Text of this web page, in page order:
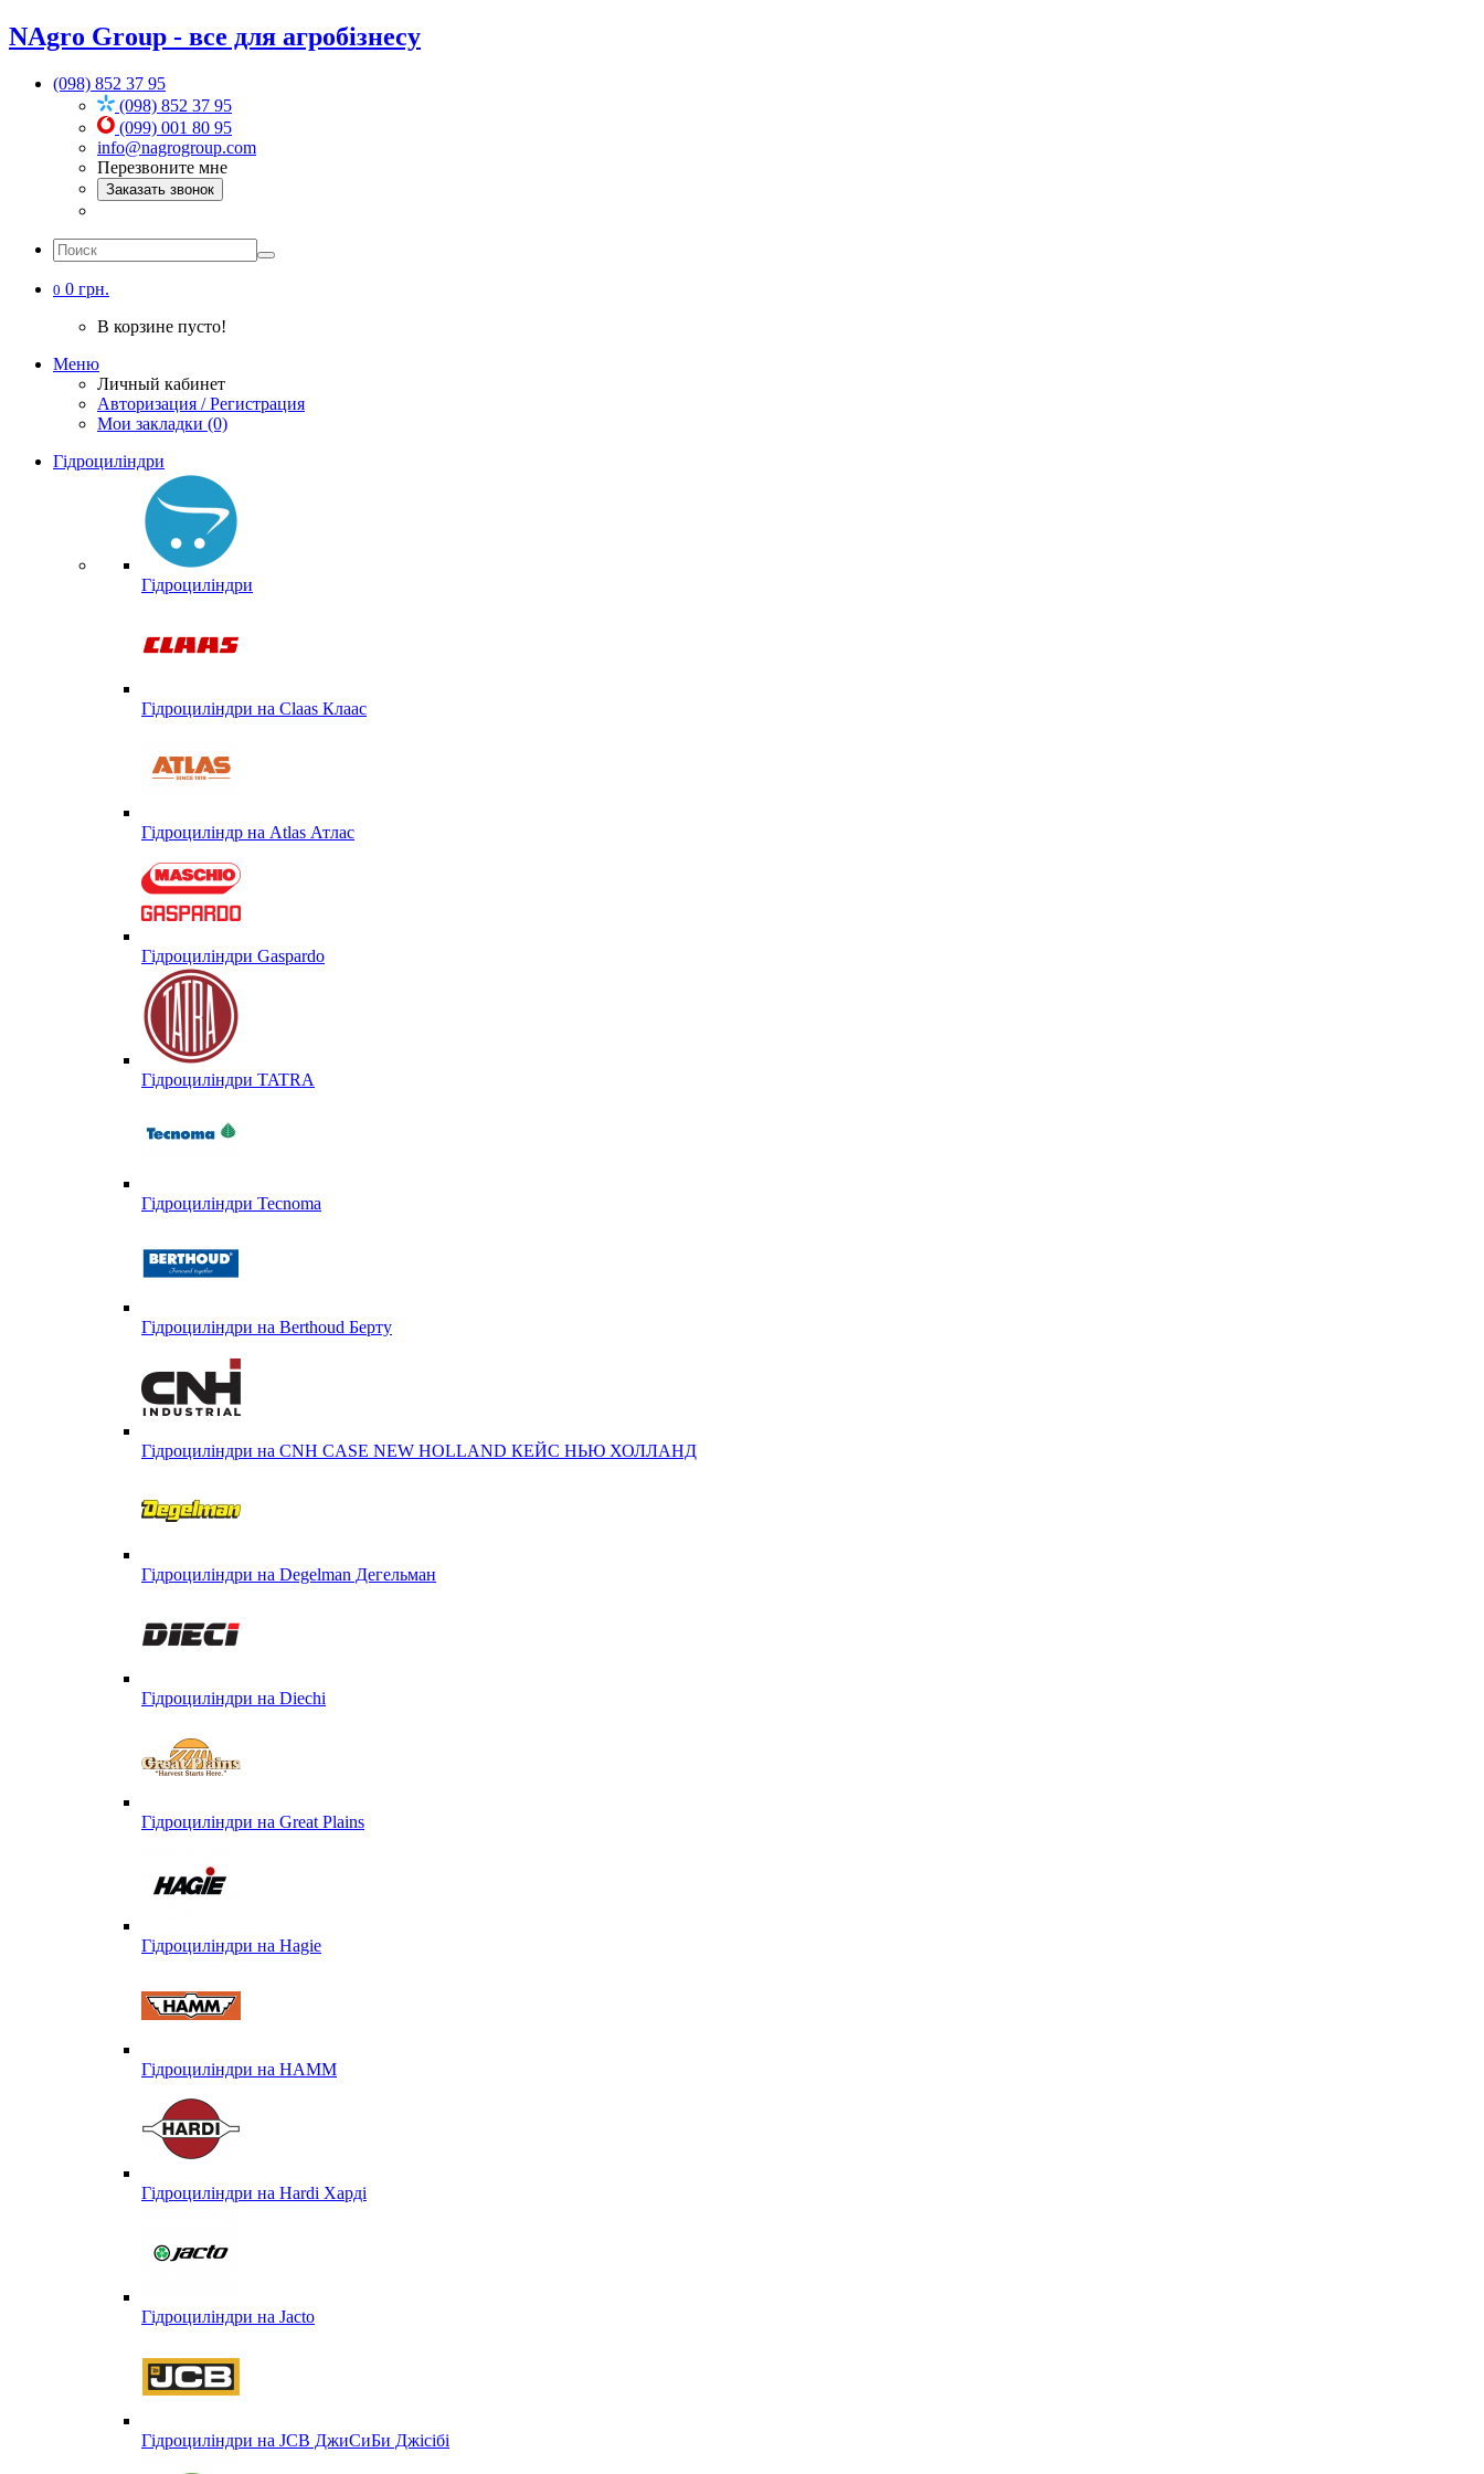
NAgro Group - все для агробізнесу
(098) 852 37 95
(098) 852 37 95
(099) 001 80 95
info@nagrogroup.com
Перезвоните мне
Заказать звонок
0 0 грн.
В корзине пусто!
Меню
Личный кабинет
Авторизация / Регистрация
Мои закладки (0)
Гідроциліндри
Гідроциліндри
Гідроциліндри на Claas Клаас
Гідроциліндр на Atlas Атлас
Гідроциліндри Gaspardo
Гідроциліндри TATRA
Гідроциліндри Tecnoma
Гідроциліндри на Berthoud Берту
Гідроциліндри на CNH CASE NEW HOLLAND КЕЙС НЬЮ ХОЛЛАНД
Гідроциліндри на Degelman Дегельман
Гідроциліндри на Diechi
Гідроциліндри на Great Plains
Гідроциліндри на Hagie
Гідроциліндри на HAMM
Гідроциліндри на Hardi Харді
Гідроциліндри на Jacto
Гідроциліндри на JCB ДжиСиБи Джісібі